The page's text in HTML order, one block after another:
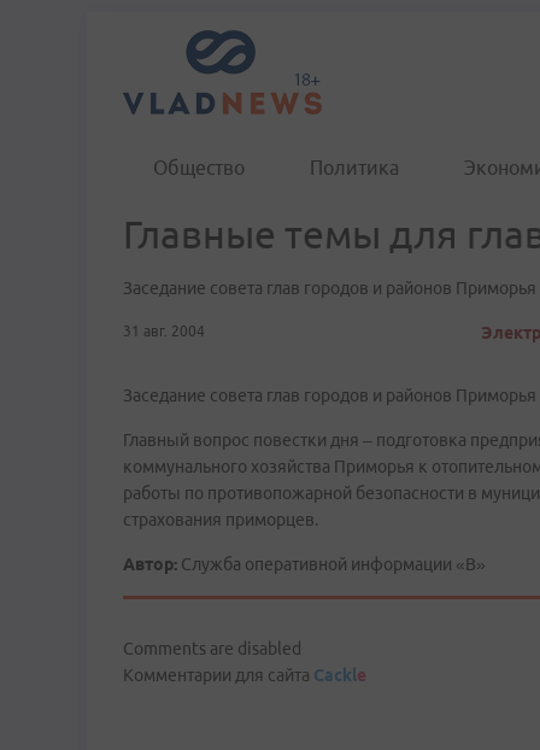
Общество Политика
Главные темы для
Заседание совета глав городов и районов
31 авг. 2004
Заседание совета глав городов и районов
Главный вопрос повестки дня – подготовка
коммунального хозяйства Приморья к
работы по противопожарной безопасности в
страхования приморцев.
Автор: Служба оперативной информации «В»
Comments are disabled
Комментарии для сайта Cackle